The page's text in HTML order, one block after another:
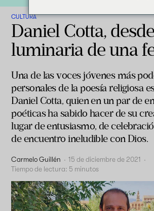
CULTURA
Daniel Cotta,
luminaria de una
Una de las voces jóvenes más
personales de la poesía religiosa
Daniel Cotta, quien en un par de
poéticas ha sabido hacer de su
lugar de entusiasmo, de
de encuentro ineludible con Dios.
Carmelo Guillén · 15 de diciembre de 2021 ·
Tiempo de lectura: 5 minutos